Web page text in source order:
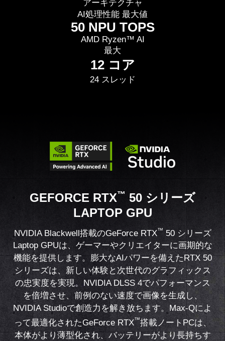
アーキテクチャ
AI処理性能 最大値
50 NPU TOPS
AMD Ryzen™ AI
最大
12 コア
24 スレッド
GEFORCE RTX™ 50 シリーズ
LAPTOP GPU
NVIDIA Blackwell搭載のGeForce RTX™ 50 シリーズ
Laptop GPUは、ゲーマーやクリエイターに画期的な
機能を提供します。膨大なAIパワーを備えたRTX 50
シリーズは、新しい体験と次世代のグラフィックス
の忠実度を実現。NVIDIA DLSS 4でパフォーマンス
を倍増させ、前例のない速度で画像を生成し、
NVIDIA Studioで創造力を解き放ちます。Max-Qによ
って最適化されたGeForce RTX™搭載ノートPCは、
本体がより薄型化され、バッテリーがより長持ちす